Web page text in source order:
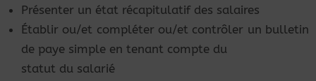
Présenter un état récapitulatif des salaires
Établir ou/et compléter ou/et contrôler un bulletin
de paye simple en tenant compte du
statut du salarié